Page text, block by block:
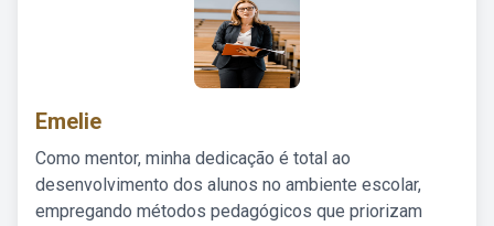
Emelie
Como mentor, minha dedicação é total ao
desenvolvimento dos alunos no ambiente escolar,
empregando métodos pedagógicos que priorizam